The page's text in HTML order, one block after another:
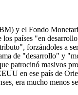
y el Fondo
los países "en
forzándoles a
de "desarrollo" y
patrocinó masivos
en ese país de
era mucho menos